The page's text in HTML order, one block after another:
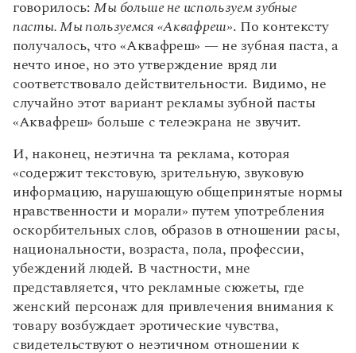
говорилось:Мы больше не используем зубные
пасты. Мы пользуемся «Аквафреш». По контексту
получалось, что «Аквафреш» — не зубная паста, а
нечто иное, но это утверждение вряд ли
соответствовало действительности. Видимо, не
случайно этот вариант рекламы зубной пасты
«Аквафреш» больше с телеэкрана не звучит.
И, наконец, неэтична та реклама, которая
«содержит текстовую, зрительную, звуковую
информацию, нарушающую общепринятые нормы
нравственности и морали» путем употребления
оскорбительных слов, образов в отношении расы,
национальности, возраста, пола, профессии,
убеждений людей. В частности, мне
представляется, что рекламные сюжеты, где
женский персонаж для привлечения внимания к
товару возбуждает эротические чувства,
свидетельствуют о неэтичном отношении к